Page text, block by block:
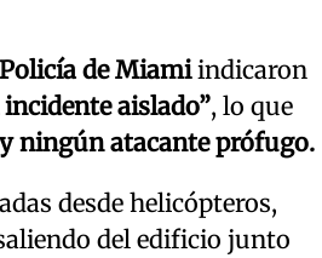
Policía de Miamiindicaron
incidente aislado”, lo que
ningún atacante prófugo.
desde helicópteros,
del edificio junto